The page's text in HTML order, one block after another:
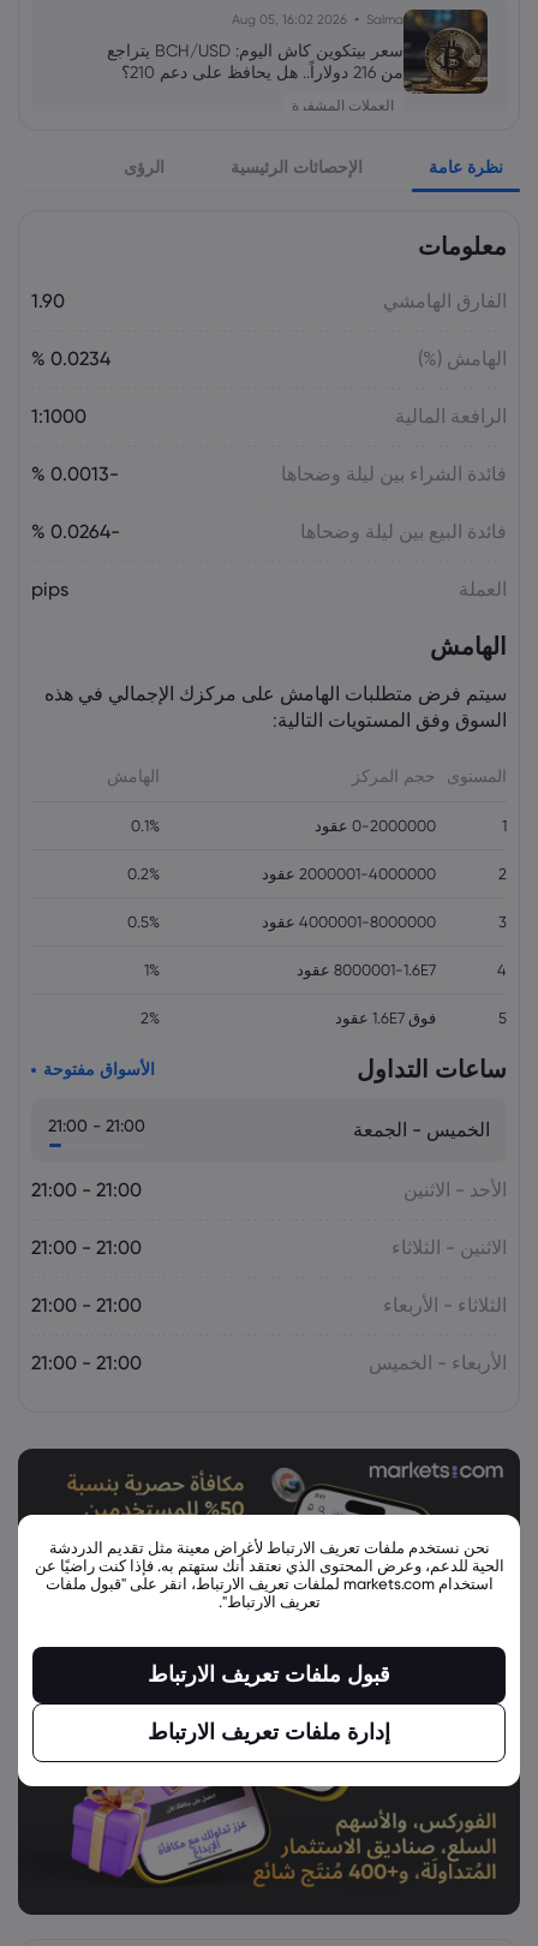
Salma
2026 Aug 05, 16:02
سعر بيتكوين كاش اليوم: BCH/USD يتراجع
من 216 دولاراً.. هل يحافظ على دعم 210؟
العملات المشفرة
آمال توسيع المرور عبر مضيق هرمز تضغط
نظرة عامة الإحصائات الرئيسية الرؤى
معلومات
الفارق الهامشي 1.90
الهامش (%) 0.0234 %
الرافعة المالية 1:1000
فائدة الشراء بين ليلة وضحاها -0.0013 %
فائدة البيع بين ليلة وضحاها -0.0264 %
العملة pips
الهامش
سيتم فرض متطلبات الهامش على مركزك الإجمالي في هذه
السوق وفق المستويات التالية:
المستوى حجم المركز الهامش
1 0-2000000 عقود 0.1%
2 2000001-4000000 عقود 0.2%
3 4000001-8000000 عقود 0.5%
4 8000001-1.6E7 عقود 1%
5 فوق 1.6E7 عقود 2%
ساعات التداول الأسواق مفتوحة
الخميس - الجمعة 21:00 - 21:00
الأحد - الاثنين 21:00 - 21:00
الاثنين - الثلاثاء 21:00 - 21:00
الثلاثاء - الأربعاء 21:00 - 21:00
الأربعاء - الخميس 21:00 - 21:00
نحن نستخدم ملفات تعريف الارتباط لأغراض معينة مثل تقديم الدردشة
الحية للدعم، وعرض المحتوى الذي نعتقد أنك ستهتم به. فإذا كنت راضيًا عن
استخدام markets.com لملفات تعريف الارتباط، انقر على "قبول ملفات
تعريف الارتباط".
قبول ملفات تعريف الارتباط
إدارة ملفات تعريف الارتباط